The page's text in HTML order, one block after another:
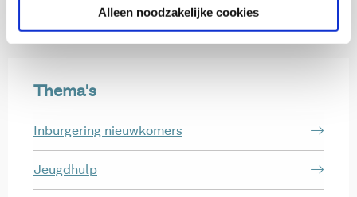
Alleen noodzakelijke cookies
Thema's
Inburgering nieuwkomers
Jeugdhulp